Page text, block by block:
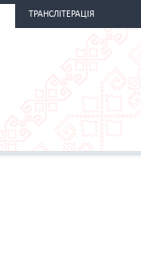
ТРАНСЛІТЕРАЦІЯ